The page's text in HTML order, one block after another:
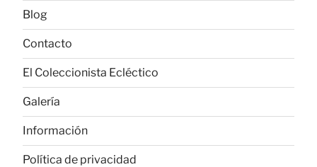
Blog
Contacto
El Coleccionista Ecléctico
Galería
Información
Política de privacidad